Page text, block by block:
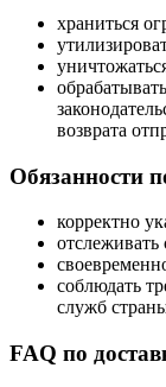
храниться
возврата
Обязанности
корректно
отслеживать
соблюдать
служб
FAQ по